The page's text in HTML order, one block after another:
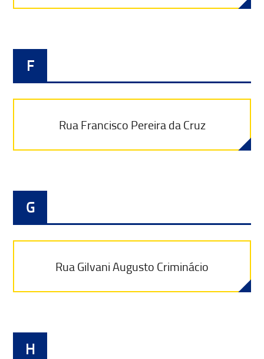
F
Rua Francisco Pereira da Cruz
G
Rua Gilvani Augusto Criminácio
H